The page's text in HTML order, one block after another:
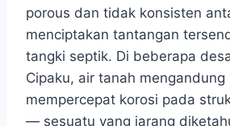
porous dan tidak konsisten
menciptakan tantangan
tangki septik. Di beberapa
Cipaku, air tanah mengandung
mempercepat korosi pada
— sesuatu yang jarang